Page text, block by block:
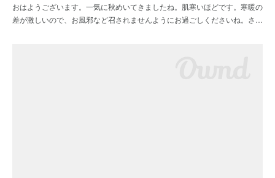
おはようございます。一気に秋めいてきましたね。肌寒いほどです。寒暖の
差が激しいので、お風邪など召されませんようにお過ごしくださいね。さ…